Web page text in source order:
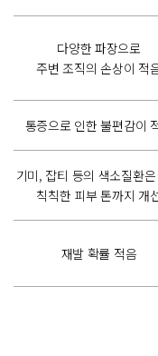
다양한 파장으로
주변 조직의 손상이 적
통증으로 인한 불편감이
기미, 잡티 등의 색소질환
칙칙한 피부 톤까지 개
재발 확률 적음